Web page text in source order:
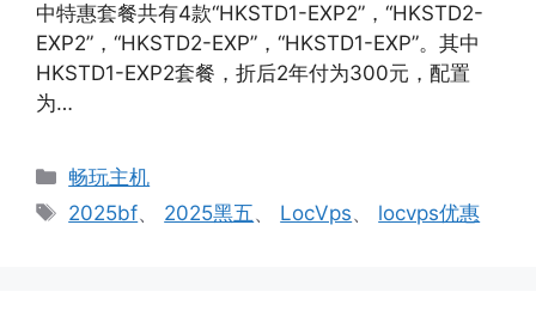
中特惠套餐共有4款“HKSTD1-EXP2”，“HKSTD2-
EXP2”，“HKSTD2-EXP”，“HKSTD1-EXP”。其中
HKSTD1-EXP2套餐，折后2年付为300元，配置
为…
分
类
畅玩主机
标
2025bf、 2025黑五、 LocVps、 locvps优惠